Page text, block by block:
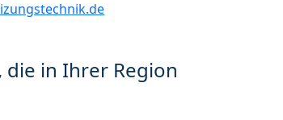
in Ihrer Region